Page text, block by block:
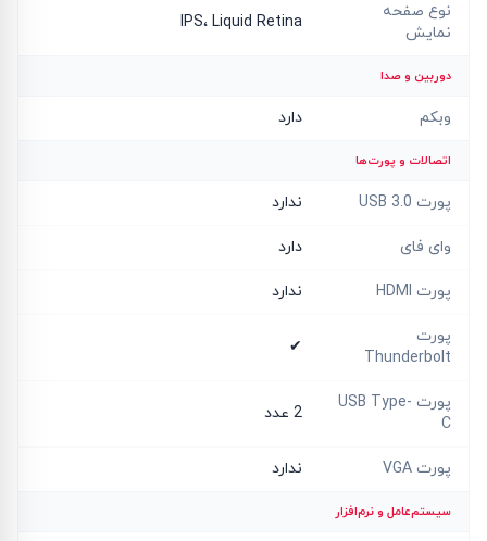
نوع صفحه
نمایش
IPS، Liquid Retina
دوربین و صدا
وبکم دارد
اتصالات و پورت‌ها
پورت USB 3.0 ندارد
وای فای دارد
پورت HDMI ندارد
پورت
Thunderbolt
✔
پورت USB Type-
C
2 عدد
پورت VGA ندارد
سیستم‌عامل و نرم‌افزار